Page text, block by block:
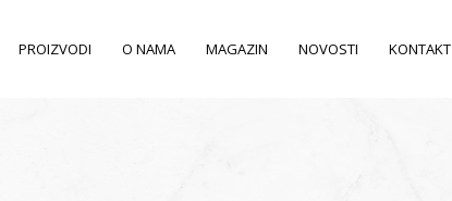
PROIZVODI O NAMA MAGAZIN NOVOSTI KONTAKT